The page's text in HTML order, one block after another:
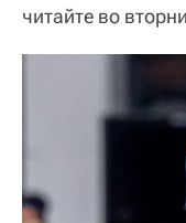
читайте во